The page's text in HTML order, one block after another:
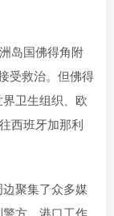
岛国佛得角附
受救治。但佛得
卫生组织、欧
西班牙加那利
聚集了众多媒